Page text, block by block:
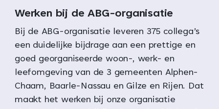
Werken bij de ABG-organisatie
Bij de ABG-organisatie leveren 375 collega’s
een duidelijke bijdrage aan een prettige en
goed georganiseerde woon-, werk- en
leefomgeving van de 3 gemeenten Alphen-
Chaam, Baarle-Nassau en Gilze en Rijen. Dat
maakt het werken bij onze organisatie